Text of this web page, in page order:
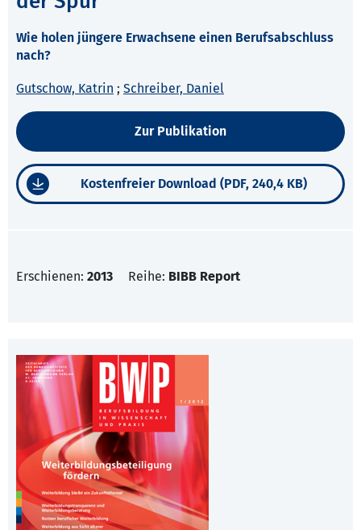
Wie holen jüngere Erwachsene einen Berufsabschluss
nach?
Gutschow, Katrin ; Schreiber, Daniel
Zur Publikation
Kostenfreier Download (PDF, 240,4 KB)
Erschienen: 2013 Reihe: BIBB Report